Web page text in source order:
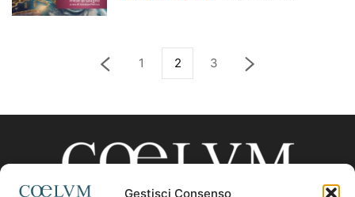
Gestisci Consenso
1 2 3